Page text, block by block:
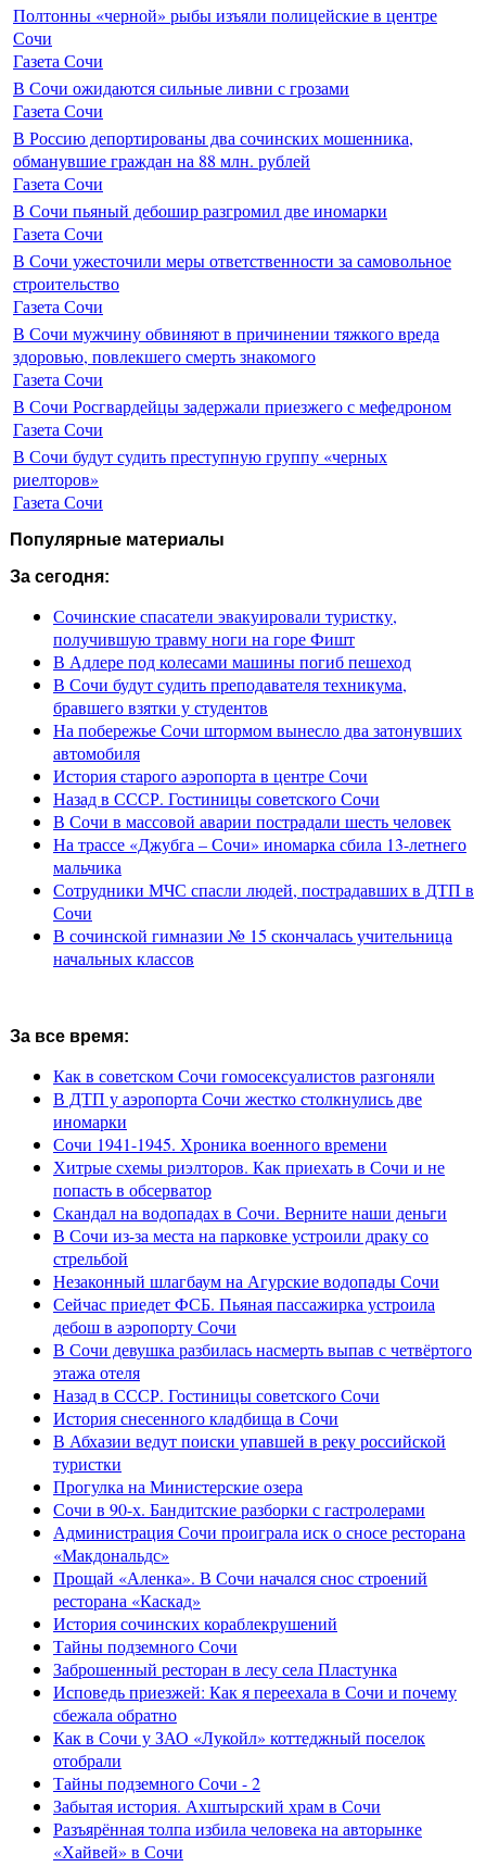
Полтонны «черной» рыбы изъяли полицейские в центре
Сочи
Газета Сочи
В Сочи ожидаются сильные ливни с грозами
Газета Сочи
В Россию депортированы два сочинских мошенника,
обманувшие граждан на 88 млн. рублей
Газета Сочи
В Сочи пьяный дебошир разгромил две иномарки
Газета Сочи
В Сочи ужесточили меры ответственности за самовольное
строительство
Газета Сочи
В Сочи мужчину обвиняют в причинении тяжкого вреда
здоровью, повлекшего смерть знакомого
Газета Сочи
В Сочи Росгвардейцы задержали приезжего с мефедроном
Газета Сочи
В Сочи будут судить преступную группу «черных
риелторов»
Газета Сочи
Популярные материалы
За сегодня:
Сочинские спасатели эвакуировали туристку,
получившую травму ноги на горе Фишт
В Адлере под колесами машины погиб пешеход
В Сочи будут судить преподавателя техникума,
бравшего взятки у студентов
На побережье Сочи штормом вынесло два затонувших
автомобиля
История старого аэропорта в центре Сочи
Назад в СССР. Гостиницы советского Сочи
В Сочи в массовой аварии пострадали шесть человек
На трассе «Джубга – Сочи» иномарка сбила 13-летнего
мальчика
Сотрудники МЧС спасли людей, пострадавших в ДТП в
Сочи
В сочинской гимназии № 15 скончалась учительница
начальных классов
За все время:
Как в советском Сочи гомосексуалистов разгоняли
В ДТП у аэропорта Сочи жестко столкнулись две
иномарки
Сочи 1941-1945. Хроника военного времени
Хитрые схемы риэлторов. Как приехать в Сочи и не
попасть в обсерватор
Скандал на водопадах в Сочи. Верните наши деньги
В Сочи из-за места на парковке устроили драку со
стрельбой
Незаконный шлагбаум на Агурские водопады Сочи
Сейчас приедет ФСБ. Пьяная пассажирка устроила
дебош в аэропорту Сочи
В Сочи девушка разбилась насмерть выпав с четвёртого
этажа отеля
Назад в СССР. Гостиницы советского Сочи
История снесенного кладбища в Сочи
В Абхазии ведут поиски упавшей в реку российской
туристки
Прогулка на Министерские озера
Сочи в 90-х. Бандитские разборки с гастролерами
Администрация Сочи проиграла иск о сносе ресторана
«Макдональдс»
Прощай «Аленка». В Сочи начался снос строений
ресторана «Каскад»
История сочинских кораблекрушений
Тайны подземного Сочи
Заброшенный ресторан в лесу села Пластунка
Исповедь приезжей: Как я переехала в Сочи и почему
сбежала обратно
Как в Сочи у ЗАО «Лукойл» коттеджный поселок
отобрали
Тайны подземного Сочи - 2
Забытая история. Ахштырский храм в Сочи
Разъярённая толпа избила человека на авторынке
«Хайвей» в Сочи